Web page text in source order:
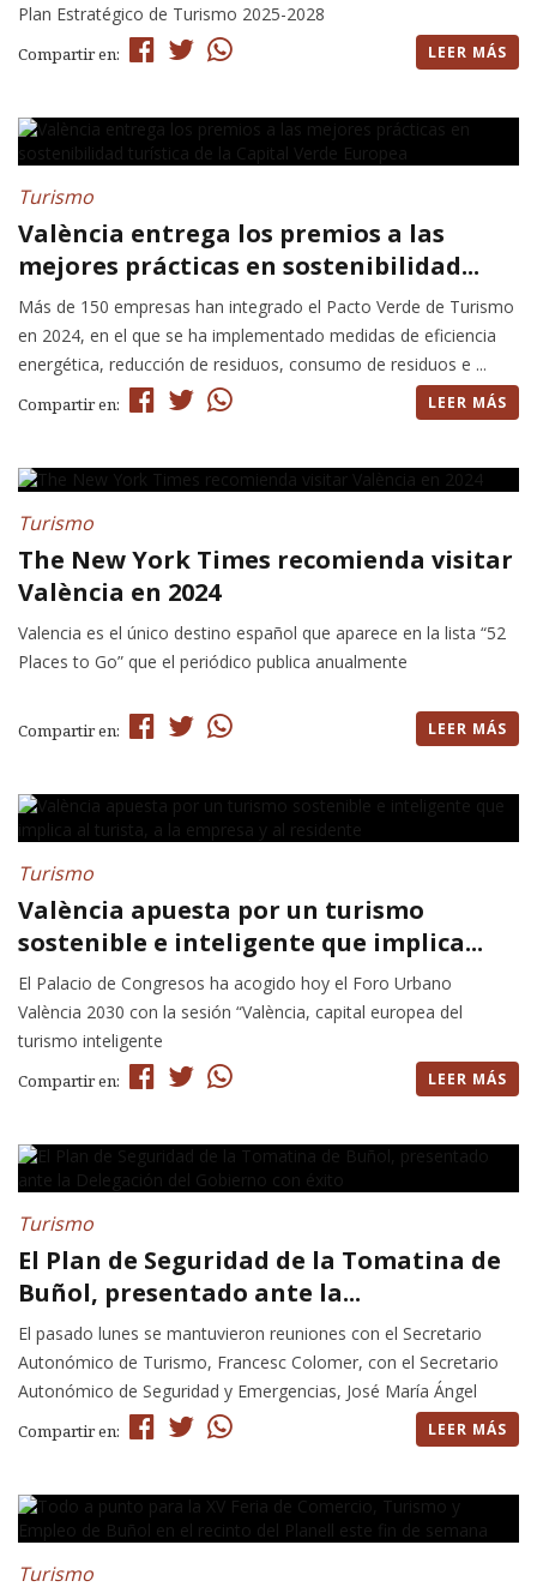
Plan Estratégico de Turismo 2025-2028
Compartir en: LEER MÁS
Turismo
València entrega los premios a las
mejores prácticas en sostenibilidad...
Más de 150 empresas han integrado el Pacto Verde de Turismo
en 2024, en el que se ha implementado medidas de eficiencia
energética, reducción de residuos, consumo de residuos e ...
Compartir en: LEER MÁS
Turismo
The New York Times recomienda visitar
València en 2024
Valencia es el único destino español que aparece en la lista “52
Places to Go” que el periódico publica anualmente
Compartir en: LEER MÁS
Turismo
València apuesta por un turismo
sostenible e inteligente que implica...
El Palacio de Congresos ha acogido hoy el Foro Urbano
València 2030 con la sesión “València, capital europea del
turismo inteligente
Compartir en: LEER MÁS
Turismo
El Plan de Seguridad de la Tomatina de
Buñol, presentado ante la...
El pasado lunes se mantuvieron reuniones con el Secretario
Autonómico de Turismo, Francesc Colomer, con el Secretario
Autonómico de Seguridad y Emergencias, José María Ángel
Compartir en: LEER MÁS
Turismo